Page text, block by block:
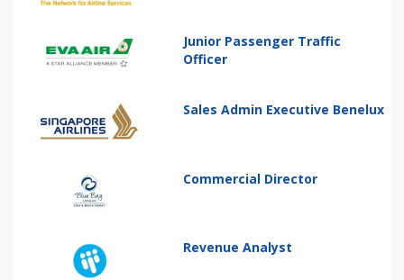
Junior Passenger Traffic
Officer
Sales Admin Executive Benelux
Commercial Director
Revenue Analyst